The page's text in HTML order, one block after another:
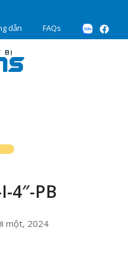
dẫn FAQs
4″-PB
một, 2024